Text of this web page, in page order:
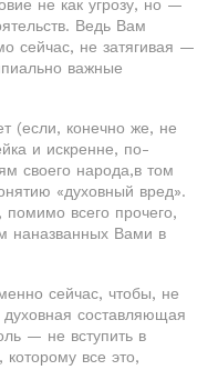
не как угрозу, но —
Ведь Вам
сейчас, не затягивая —
важные
(если, конечно же, не
и искренне, по-
своего народа,в том
«духовный вред».
помимо всего прочего,
наназванных Вами в
сейчас, чтобы, не
составляющая
— не вступить в
все это,